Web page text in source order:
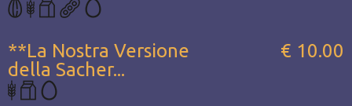
**La Nostra Versione
della Sacher...
€ 10.00